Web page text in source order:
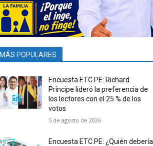
MÁS POPULARES
Encuesta ETC.PE: Richard
Príncipe lideró la preferencia de
los lectores con el 25 % de los
votos
5 de agosto de 2026
Encuesta ETC.PE: ¿Quién debería